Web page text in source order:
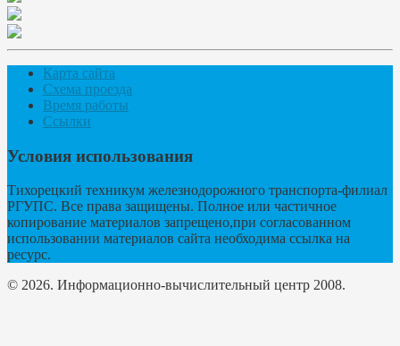
Карта сайта
Схема проезда
Время работы
Ссылки
Условия использования
Тихорецкий техникум железнодорожного транспорта-филиал
РГУПС. Все права защищены. Полное или частичное
копирование материалов запрещено,при согласованном
использовании материалов сайта необходима ссылка на
ресурс.
© 2026. Информационно-вычислительный центр 2008.